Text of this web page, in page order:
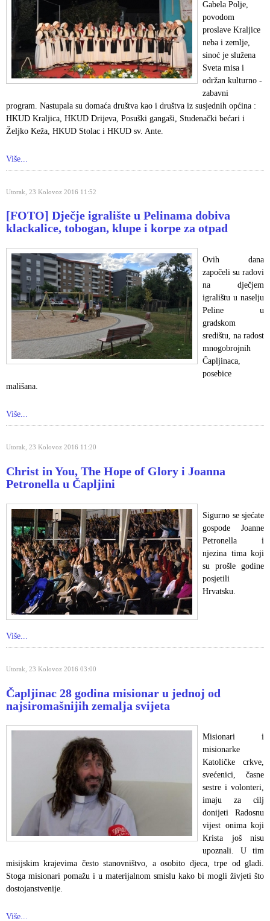
Gabela Polje,
povodom
proslave Kraljice
neba i zemlje,
sinoć je služena
Sveta misa i
održan kulturno -
zabavni
program. Nastupala su domaća društva kao i društva iz susjednih općina :
HKUD Kraljica, HKUD Drijeva, Posuški gangaši, Studenački bećari i
Željko Keža, HKUD Stolac i HKUD sv. Ante.
Više...
Utorak, 23 Kolovoz 2016 11:52
[FOTO] Dječje igralište u Pelinama dobiva
klackalice, tobogan, klupe i korpe za otpad
Ovih dana
započeli su radovi
na dječjem
igralištu u naselju
Peline u
gradskom
središtu, na radost
mnogobrojnih
Čapljinaca,
posebice
mališana.
Više...
Utorak, 23 Kolovoz 2016 11:20
Christ in You, The Hope of Glory i Joanna
Petronella u Čapljini
Sigurno se sjećate
gospode Joanne
Petronella i
njezina tima koji
su prošle godine
posjetili
Hrvatsku.
Više...
Utorak, 23 Kolovoz 2016 03:00
Čapljinac 28 godina misionar u jednoj od
najsiromašnijih zemalja svijeta
Misionari i
misionarke
Katoličke crkve,
svećenici, časne
sestre i volonteri,
imaju za cilj
donijeti Radosnu
vijest onima koji
Krista još nisu
upoznali. U tim
misijskim krajevima često stanovništvo, a osobito djeca, trpe od gladi.
Stoga misionari pomažu i u materijalnom smislu kako bi mogli živjeti što
dostojanstvenije.
Više...